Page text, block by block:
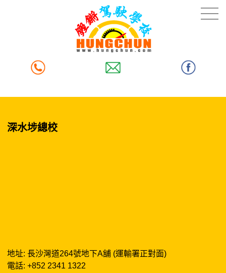
深水埗總校
地址: 長沙灣道264號地下A舖 (運輸署正對面)
電話: +852 2341 1322